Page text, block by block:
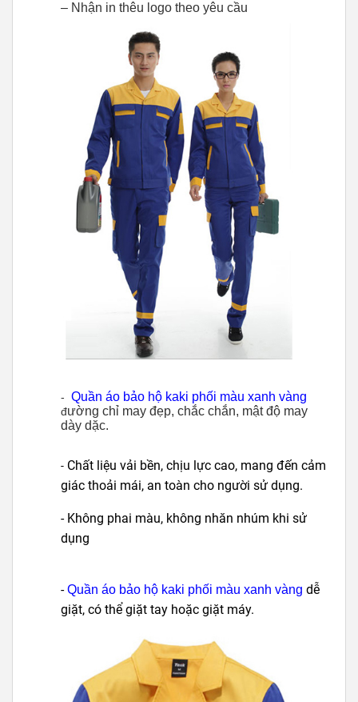
– Nhận in thêu logo theo yêu cầu
- Quần áo bảo hộ kaki phối màu xanh vàng
đường chỉ may đẹp, chắc chắn, mật độ may
dày dặc.
- Chất liệu vải bền, chịu lực cao, mang đến cảm
giác thoải mái, an toàn cho người sử dụng.
- Không phai màu, không nhăn nhúm khi sử
dụng
-Quần áo bảo hộ kaki phối màu xanh vàng dễ
giặt, có thể giặt tay hoặc giặt máy.